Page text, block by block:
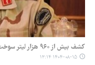
کشف بیش از ۹۶۰ هزار لیتر سوخت قاچاق
۱۴۰۴-۰۸-۱۵ ۱۳:۱۴